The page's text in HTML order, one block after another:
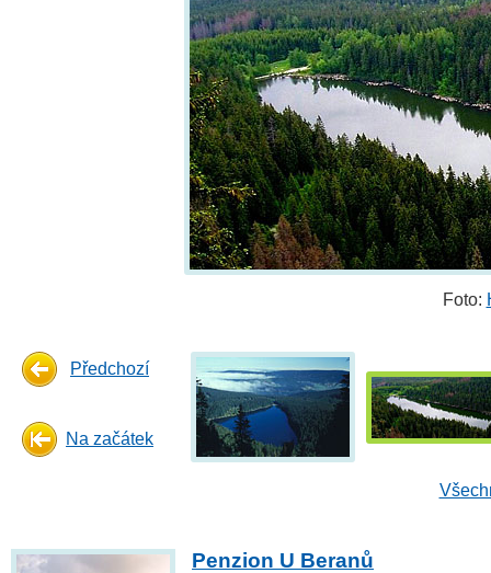
Foto:
Předchozí
Na začátek
Penzion U Beranů